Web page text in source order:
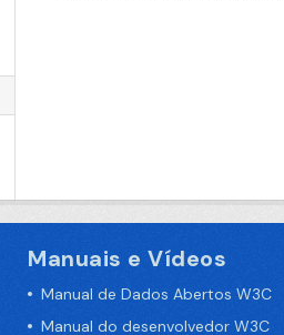
Manuais e Vídeos
Manual de Dados Abertos W3C
Manual do desenvolvedor W3C